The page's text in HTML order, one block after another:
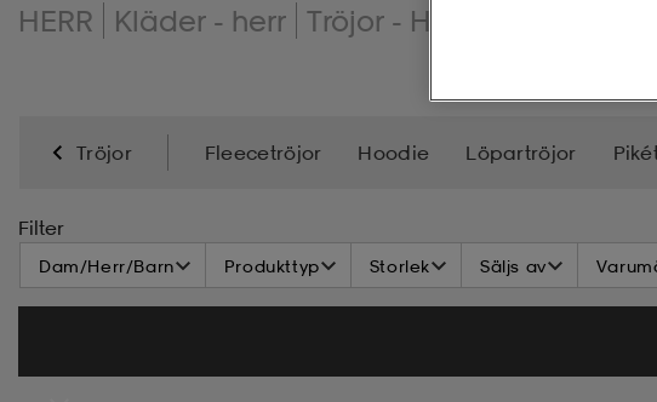
HERR Kläder - herr Tröjor - Herr
Tröjor Fleecetröjor Hoodie Löpartröjor
Filter
Dam/Herr/Barn Produkttyp Storlek Säljs av